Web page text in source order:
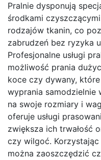
Pralnie dysponują
środkami
rodzajów tkanin, co
zabrudzeń bez ryzyka
Profesjonalne usługi
możliwość prania
koce czy dywany,
wyprania samodzielnie
na swoje rozmiary i
oferuje usługi
zwiększa ich trwałość
czy wilgoć. Korzystając
można zaoszczędzić